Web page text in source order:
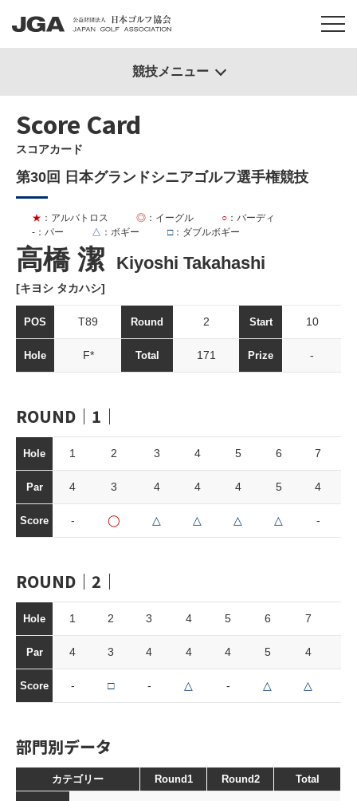
Score Card
スコアカード
第30回 日本グランドシニアゴルフ選手権競技
高橋 潔 Kiyoshi Takahashi
[キヨシ タカハシ]
★ ：アルバトロス ◎ ：イーグル ○ ：バーディ
- ：パー △ ：ボギー □：ダブルボギー
POS T89 Round 2 Start 10
Hole F* Total 171 Prize -
ROUND｜1｜
Hole 1 2 3 4 5 6 7
Par 4 3 4 4 4 5 4
Score - ◯ △ △ △ △ -
ROUND｜2｜
Hole 1 2 3 4 5 6 7
Par 4 3 4 4 4 5 4
Score - □ - △ - △ △
部門別データ
カテゴリー Round1 Round2 Total
競技メニュー